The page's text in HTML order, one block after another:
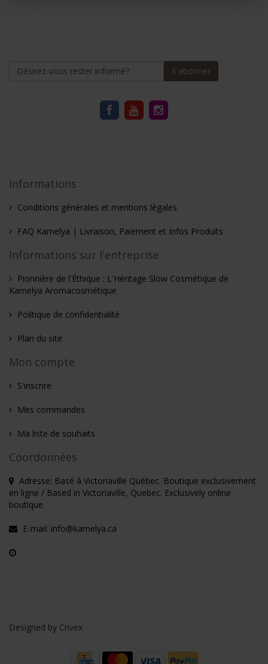
S'abonner
Informations
Conditions générales et mentions légales
FAQ Kamelya | Livraison, Paiement et Infos Produits
Informations sur l'entreprise
Pionnière de l'Éthique : L'Héritage Slow Cosmétique de
Kamelya Aromacosmétique
Politique de confidentialité
Plan du site
Mon compte
S'inscrire
Mes commandes
Ma liste de souhaits
Coordonnées
Adresse: Basé à Victoriaville Québec. Boutique exclusivement
en ligne / Based in Victoriaville, Quebec. Exclusively online
boutique.
E-mail: info@kamelya.ca
Designed by Crivex